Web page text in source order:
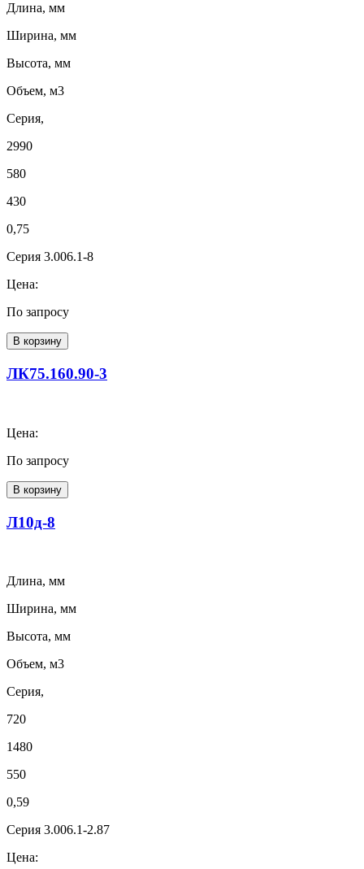
Длина, мм
Ширина, мм
Высота, мм
Объем, м3
Серия,
2990
580
430
0,75
Серия 3.006.1-8
Цена:
По запросу
В корзину
ЛК75.160.90-3
Цена:
По запросу
В корзину
Л10д-8
Длина, мм
Ширина, мм
Высота, мм
Объем, м3
Серия,
720
1480
550
0,59
Серия 3.006.1-2.87
Цена: